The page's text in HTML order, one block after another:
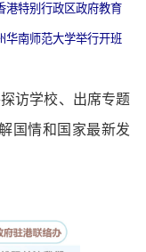
港特别行政区政府教育
华南师范大学举行开班
访学校、出席专题
国情和国家最新发